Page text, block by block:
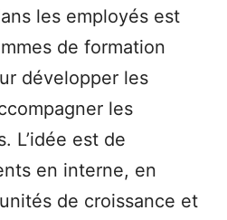
les employés est
de formation
développer les
les
L’idée est de
en interne, en
de croissance et